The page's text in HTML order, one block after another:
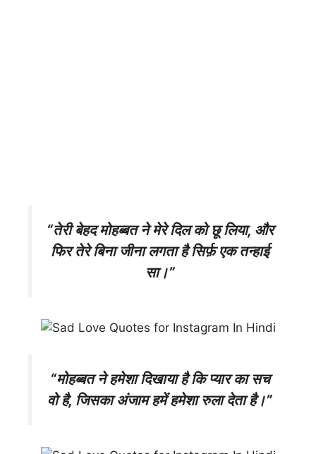
“तेरी बेहद मोहब्बत ने मेरे दिल को छू लिया, और
फिर तेरे बिना जीना लगता है सिर्फ़ एक तन्हाई
सा।”
“मोहब्बत ने हमेशा दिखाया है कि प्यार का सच
वो है, जिसका अंजाम हमें हमेशा रुला देता है।”